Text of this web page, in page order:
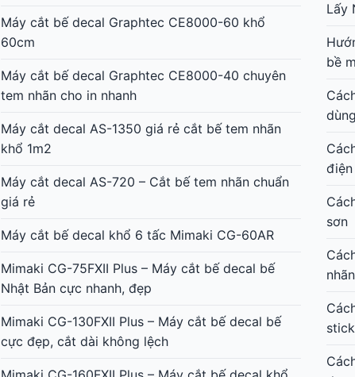
Máy cắt bế decal Graphtec CE8000-60 khổ
60cm
Máy cắt bế decal Graphtec CE8000-40 chuyên
tem nhãn cho in nhanh
Máy cắt decal AS-1350 giá rẻ cắt bế tem nhãn
khổ 1m2
Máy cắt decal AS-720 – Cắt bế tem nhãn chuẩn
giá rẻ
Máy cắt bế decal khổ 6 tấc Mimaki CG-60AR
Mimaki CG-75FXII Plus – Máy cắt bế decal bế
Nhật Bản cực nhanh, đẹp
Mimaki CG-130FXII Plus – Máy cắt bế decal bế
cực đẹp, cắt dài không lệch
Lấy
bề
dùng
sơn
nhãn